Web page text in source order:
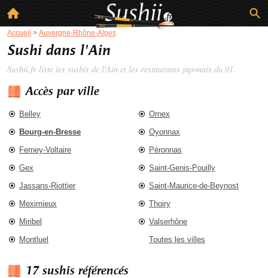
Accueil > Auvergne-Rhône-Alpes
Sushi dans l'Ain
Sushii.fr liste les sushis de l'Ain et les restaurants japonais du 01.
Accès par ville
Belley
Bourg-en-Bresse
Ferney-Voltaire
Gex
Jassans-Riottier
Meximieux
Miribel
Montluel
Ornex
Oyonnax
Péronnas
Saint-Genis-Pouilly
Saint-Maurice-de-Beynost
Thoiry
Valserhône
Toutes les villes
17 sushis référencés